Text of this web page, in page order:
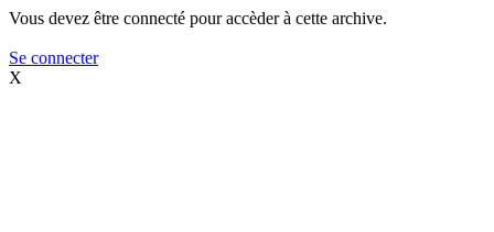
Vous devez être connecté pour accèder à cette archive.
Se connecter
X